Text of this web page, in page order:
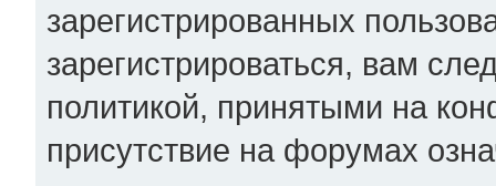
зарегистрированных
зарегистрироваться, вам
политикой, принятыми на
присутствие на форумах